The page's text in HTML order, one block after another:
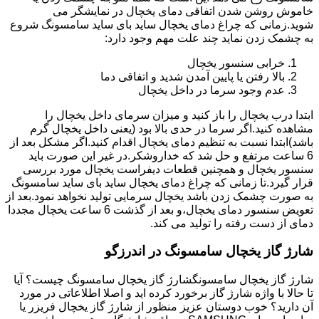
خاموش روشن شدن اتفاقی دمای یخچال در نمایشگر می
شوید.زمانی که چراغ دمای یخچال ساید بای ساید سامسونگ شروع
به چشمک زدن نماید چند علت مهم وجود دارد:
خرابی سنسور یخچال
بالا رفتن یا پایین آمدن شدید و اتفاقی دما
عدم وجود سرما در داخل یخچال
ابتدا درب یخچال را باز کنید و میزان سرمای داخل یخچال را
مشاهده کنید.اگر سرما در حدی بالا بود (یعنی داخل یخچال گرم
باشد)ابتدا نسبت به تنظیم دمای یخچال اقدام کنید.اگر مشکل بعد از
6 ساعت مرتفع و حل شد که خداروشکر.در غیر این صورت باید
سنسور یخچال و همچنین قطعات دیفراست یخچال مورد بررسی
قرار گیرد.تا زمانی که چراغ دمای یخچال ساید بای ساید سامسونگ
به صورت چشمک زدن باشد یخچال سرمایی تولید نخواهد نمود.بعد از
تعویض سنسور دمای یخچال،و بعد از گذشت 6 ساعت یخچال مجددا
دمای از دست رفته را تولید می کند.
شارژ گاز یخچال سامسونگ در اندرزگو
شارژ گاز یخچال سامسونگشارژ گاز یخچال سامسونگ چیست؟ آیا
تا حالا با واژه شارژ گاز برخورد کرده اید و اصلا اطلاعاتی در مورد
آن دارید؟ خوب دوستان عزیز منظور از شارژ گاز یخچال فریزر یا